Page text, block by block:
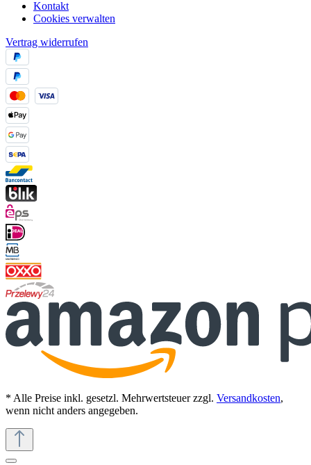
Kontakt
Cookies verwalten
Vertrag widerrufen
* Alle Preise inkl. gesetzl. Mehrwertsteuer zzgl. Versandkosten,
wenn nicht anders angegeben.